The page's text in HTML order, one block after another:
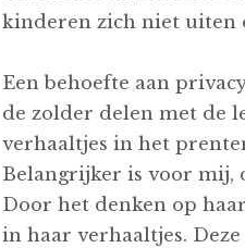
kinderen zich niet uiten
Een behoefte aan
de zolder delen met de
verhaaltjes in het
Belangrijker is voor mij,
Door het denken op
in haar verhaaltjes.